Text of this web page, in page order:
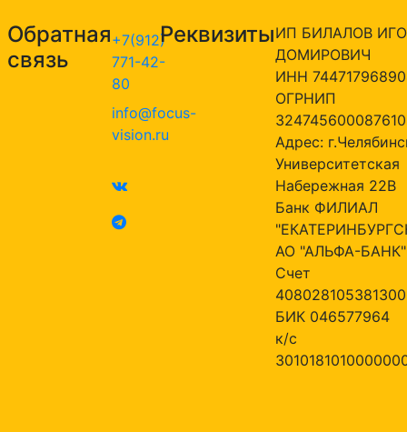
Обратная
связь
+7(912)
771-42-
80
info@focus-
vision.ru
РеквизитыИП БИЛАЛОВ
ДОМИРОВИЧ
ИНН
ОГРНИП
324745600087610
Адрес:
Университетская
Набережная 22В
Банк ФИЛИАЛ
АО "АЛЬФА-БАНК"
Счет
БИК 046577964
к/с